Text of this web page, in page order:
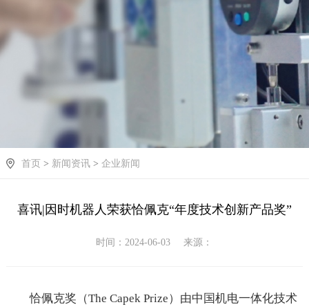
首页 > 新闻资讯> 企业新闻
喜讯|因时机器人荣获恰佩克“年度技术创新产品奖”
时间：2024-06-03 来源：
恰佩克奖（The Capek Prize）由中国机电一体化技术